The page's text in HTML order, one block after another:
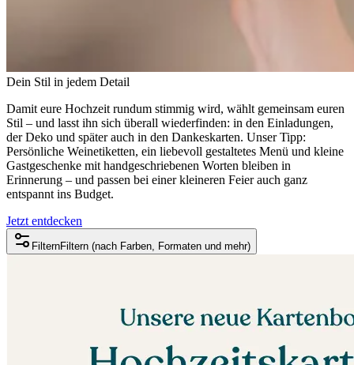
Dein Stil in jedem Detail
Damit eure Hochzeit rundum stimmig wird, wählt gemeinsam euren
Stil – und lasst ihn sich überall wiederfinden: in den Einladungen,
der Deko und später auch in den Dankeskarten. Unser Tipp:
Persönliche Weinetiketten, ein liebevoll gestaltetes Menü und kleine
Gastgeschenke mit handgeschriebenen Worten bleiben in
Erinnerung – und passen bei einer kleineren Feier auch ganz
entspannt ins Budget.
Jetzt entdecken
FilternFiltern (nach Farben, Formaten und mehr)